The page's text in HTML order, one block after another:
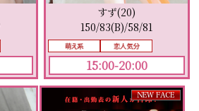
すず(20)
150/83(B)/58/81
15:00-20:00